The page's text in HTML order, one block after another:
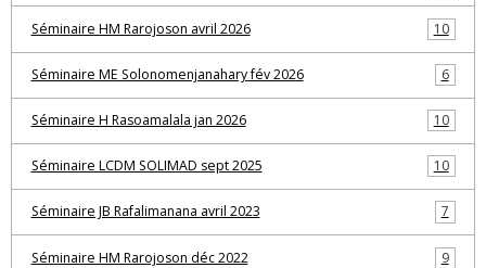
Séminaire HM Rarojoson avril 2026 10
Séminaire ME Solonomenjanahary fév 2026 6
Séminaire H Rasoamalala jan 2026 10
Séminaire LCDM SOLIMAD sept 2025 10
Séminaire JB Rafalimanana avril 2023 7
Séminaire HM Rarojoson déc 2022 9